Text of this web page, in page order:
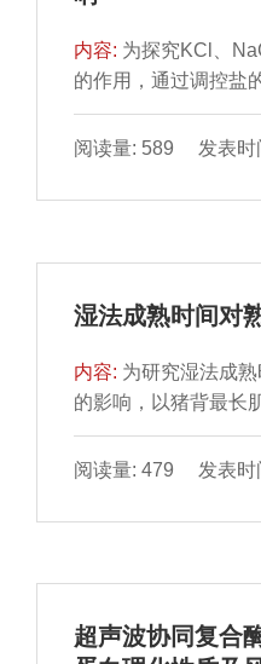
到3.569 nmol/mg，
0.05）。蛋白质氧化
集，蛋白质适度氧化
虾肉中心温度90 ℃时
化效果较佳，硬度和
维持虾肉品质。
内容: 为探究KCl、
的作用，通过调控盐
度）分析添加不同盐
果表明：相较于
高，KCl、NaCl、
超过1.89%时，这些
在质量分数2.55%、
折叠转变，而Ca2＋
规卷曲和β-转角。当
鱼糜凝胶离子键含量
提高，KCl组氢键与
流动水相对含量均高
NaCl组鱼糜凝胶网络
阅读量: 589 发表时
湿法成熟时间对
内容: 为研究湿法成
的影响，以猪背最长
熟时间（1、12 h、1
水煮熟制后的风味和
种挥发性风味物质，
为2 163.50 μg/kg；
随着成熟时间的延长
阅读量: 479 发表时
超声波协同复合